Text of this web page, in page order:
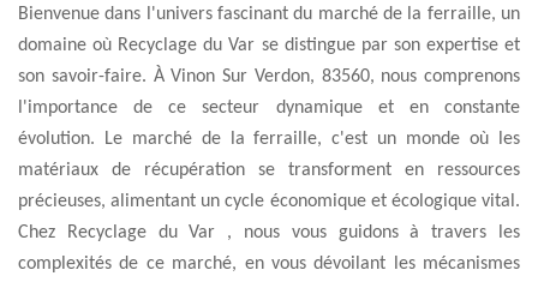
Bienvenue dans l'univers fascinant du marché de la ferraille, un
domaine où Recyclage du Var se distingue par son expertise et
son savoir-faire. À Vinon Sur Verdon, 83560, nous comprenons
l'importance de ce secteur dynamique et en constante
évolution. Le marché de la ferraille, c'est un monde où les
matériaux de récupération se transforment en ressources
précieuses, alimentant un cycle économique et écologique vital.
Chez Recyclage du Var , nous vous guidons à travers les
complexités de ce marché, en vous dévoilant les mécanismes